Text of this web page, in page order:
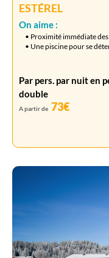
ESTÉREL
On aime :
• Proximité immédiate
• Une piscine pour se
Par pers. par nuit en
double
A partir de 73€